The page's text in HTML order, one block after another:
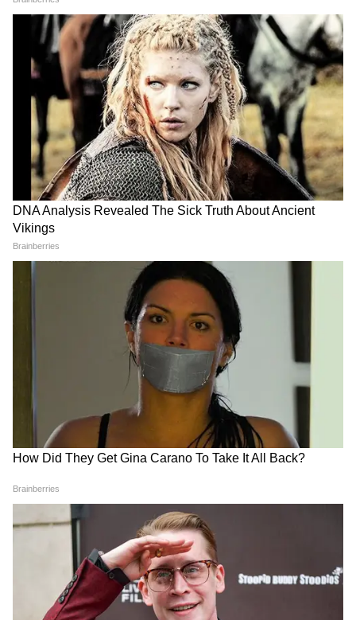
LATEST VIDEOS
LPG Connection eKYC Last Date: बिना
इसके नहीं मिलेगा Cylinder , हर उपभोक्ता को
करवाना होगा ये काम
Kanwar Yatra: 95 वर्षीय दादी की इच्छा को
पूरी करने 25 पोते बने 'श्रवण कुमार'